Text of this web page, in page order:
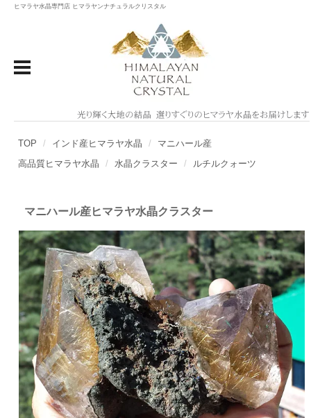
ヒマラヤ水晶専門店 ヒマラヤンナチュラルクリスタル
TOP インド産ヒマラヤ水晶
マニハール産
高品質ヒマラヤ水晶
水晶クラスター ルチルクォーツ
マニハール産ヒマラヤ水晶クラスター